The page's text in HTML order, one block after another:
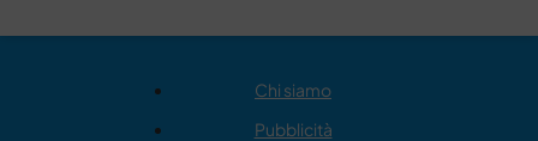
Chi siamo
Pubblicità